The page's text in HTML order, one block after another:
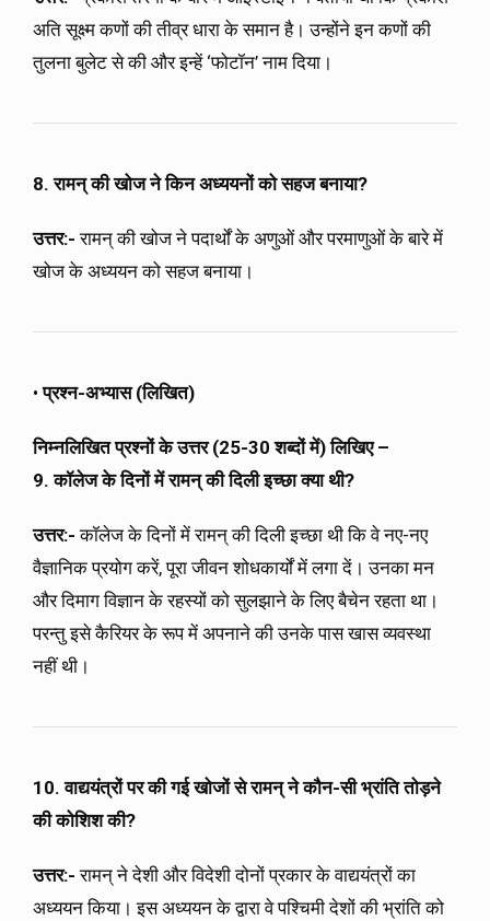
अति सूक्ष्म कणों की तीव्र धारा के समान है। उन्होंने इन कणों की
तुलना बुलेट से की और इन्हें ‘फोटॉन’ नाम दिया।
8. रामन् की खोज ने किन अध्ययनों को सहज बनाया?
उत्तर:-रामन् की खोज ने पदार्थों के अणुओं और परमाणुओं के बारे में
खोज के अध्ययन को सहज बनाया।
•प्रश्न-अभ्यास (लिखित)
निम्नलिखित प्रश्नों के उत्तर (25-30 शब्दों में) लिखिए –
9. कॉलेज के दिनों में रामन् की दिली इच्छा क्या थी?
उत्तर:-कॉलेज के दिनों में रामन् की दिली इच्छा थी कि वे नए-नए
वैज्ञानिक प्रयोग करें, पूरा जीवन शोधकार्यों में लगा दें। उनका मन
और दिमाग विज्ञान के रहस्यों को सुलझाने के लिए बैचेन रहता था।
परन्तु इसे कैरियर के रूप में अपनाने की उनके पास खास व्यवस्था
नहीं थी।
10. वाद्ययंत्रों पर की गई खोजों से रामन् ने कौन-सी भ्रांति तोड़ने
की कोशिश की?
उत्तर:-रामन् ने देशी और विदेशी दोनों प्रकार के वाद्ययंत्रों का
अध्ययन किया। इस अध्ययन के द्वारा वे पश्चिमी देशों की भ्रांति को